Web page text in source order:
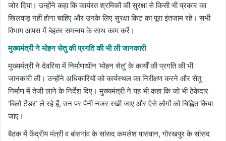
जोर दिया। उन्होंने कहा कि कार्यरत श्रमिकों की सुरक्षा से किसी भी प्रकार का
खिलवाड़ नहीं होना चाहिए और उनके लिए सुरक्षा किट का पूरा इंतजाम रहे। सभी
विभाग आपस में बेहतर समन्वय के साथ काम करें।
​मुख्यमंत्री ने मोहन सेतु की प्रगति की भी ली जानकारी
मुख्यमंत्री ने देवरिया में निर्माणाधीन ‘मोहन सेतु’ के कार्यों की प्रगति की भी
जानकारी ली। उन्होंने अधिकारियों को कार्यस्थल का निरीक्षण करने और सेतु
निर्माण में तेजी लाने के निर्देश दिए। मुख्यमंत्री ने यह भी कहा कि जो भी ठेकेदार
‘बिलो टेंडर’ ले रहे हैं, उन पर पैनी नजर रखी जाए और ऐसे लोगों को चिह्नित किया
जाए।
​बैठक में केंद्रीय मंत्री व बांसगांव के सांसद कमलेश पासवान, गोरखपुर के सांसद